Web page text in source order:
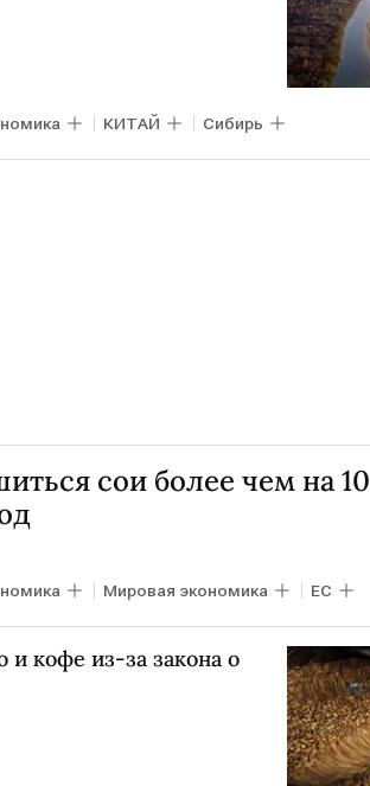
КИТАЙ Сибирь
сои более чем на 10
Мировая экономика ЕС
и кофе из-за закона о